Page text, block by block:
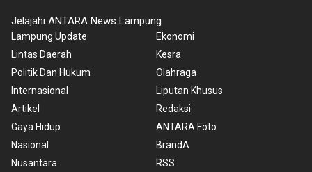
Jelajahi ANTARA News Lampung
Lampung Update
Lintas Daerah
Politik Dan Hukum
Internasional
Artikel
Gaya Hidup
Nasional
Nusantara
Ekonomi
Kesra
Olahraga
Liputan Khusus
Redaksi
ANTARA Foto
BrandA
RSS